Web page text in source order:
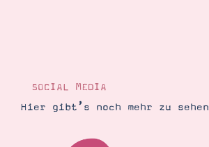
SOCIAL MEDIA
Hier gibt’s noch mehr zu sehen